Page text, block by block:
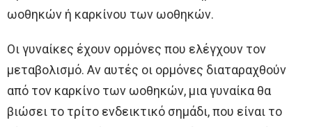
ωοθηκών ή καρκίνου των ωοθηκών.
Οι γυναίκες έχουν ορμόνες που ελέγχουν τον
μεταβολισμό. Αν αυτές οι ορμόνες διαταραχθούν
από τον καρκίνο των ωοθηκών, μια γυναίκα θα
βιώσει το τρίτο ενδεικτικό σημάδι, που είναι το